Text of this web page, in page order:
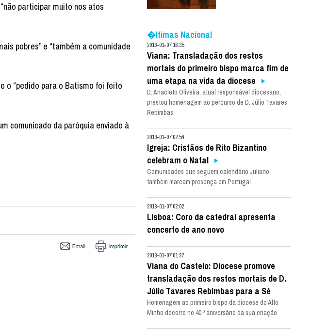
participar muito nos atos
pobres” e “também a comunidade
o “pedido para o Batismo foi feito
comunicado da paróquia enviado à
�ltimas Nacional
2018-01-07 16:35
Viana: Transladação dos restos
mortais do primeiro bispo marca fim de
uma etapa na vida da diocese
D. Anacleto Oliveira, atual responsável diocesano,
prestou homenagem ao percurso de D. Júlio Tavares
Rebimbas
2018-01-07 02:54
Igreja: Cristãos de Rito Bizantino
celebram o Natal
Comunidades que seguem calendário Juliano
também marcam presença em Portugal
2018-01-07 02:02
Lisboa: Coro da catedral apresenta
concerto de ano novo
2018-01-07 01:27
Viana do Castelo: Diocese promove
transladação dos restos mortais de D.
Júlio Tavares Rebimbas para a Sé
Homenagem ao primeiro bispo da diocese do Alto
Minho decorre no 40.º aniversário da sua criação